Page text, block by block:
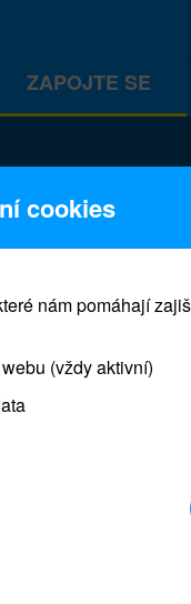
ZAPOJTE SE
a dárků
otevřena každý
je možné vyzvednout
nebo telefonním
cookies
nám pomáhají
(vždy aktivní)